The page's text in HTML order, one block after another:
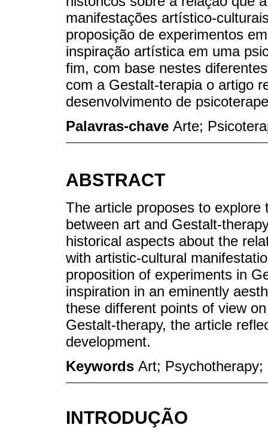
manifestações artístico-
proposição de experimentos
inspiração artística em uma
fim, com base nestes
com a Gestalt-terapia o artigo
desenvolvimento de
Palavras-chave Arte;
ABSTRACT
The article proposes to
between art and Gestalt-
historical aspects about the
with artistic-cultural
proposition of experiments in
inspiration in an eminently
these different points of view
Gestalt-therapy, the article
development.
Keywords Art;
INTRODUÇÃO